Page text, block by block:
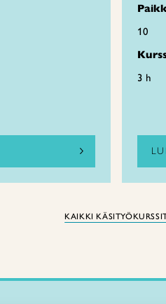
10
3 h
KAIKKI